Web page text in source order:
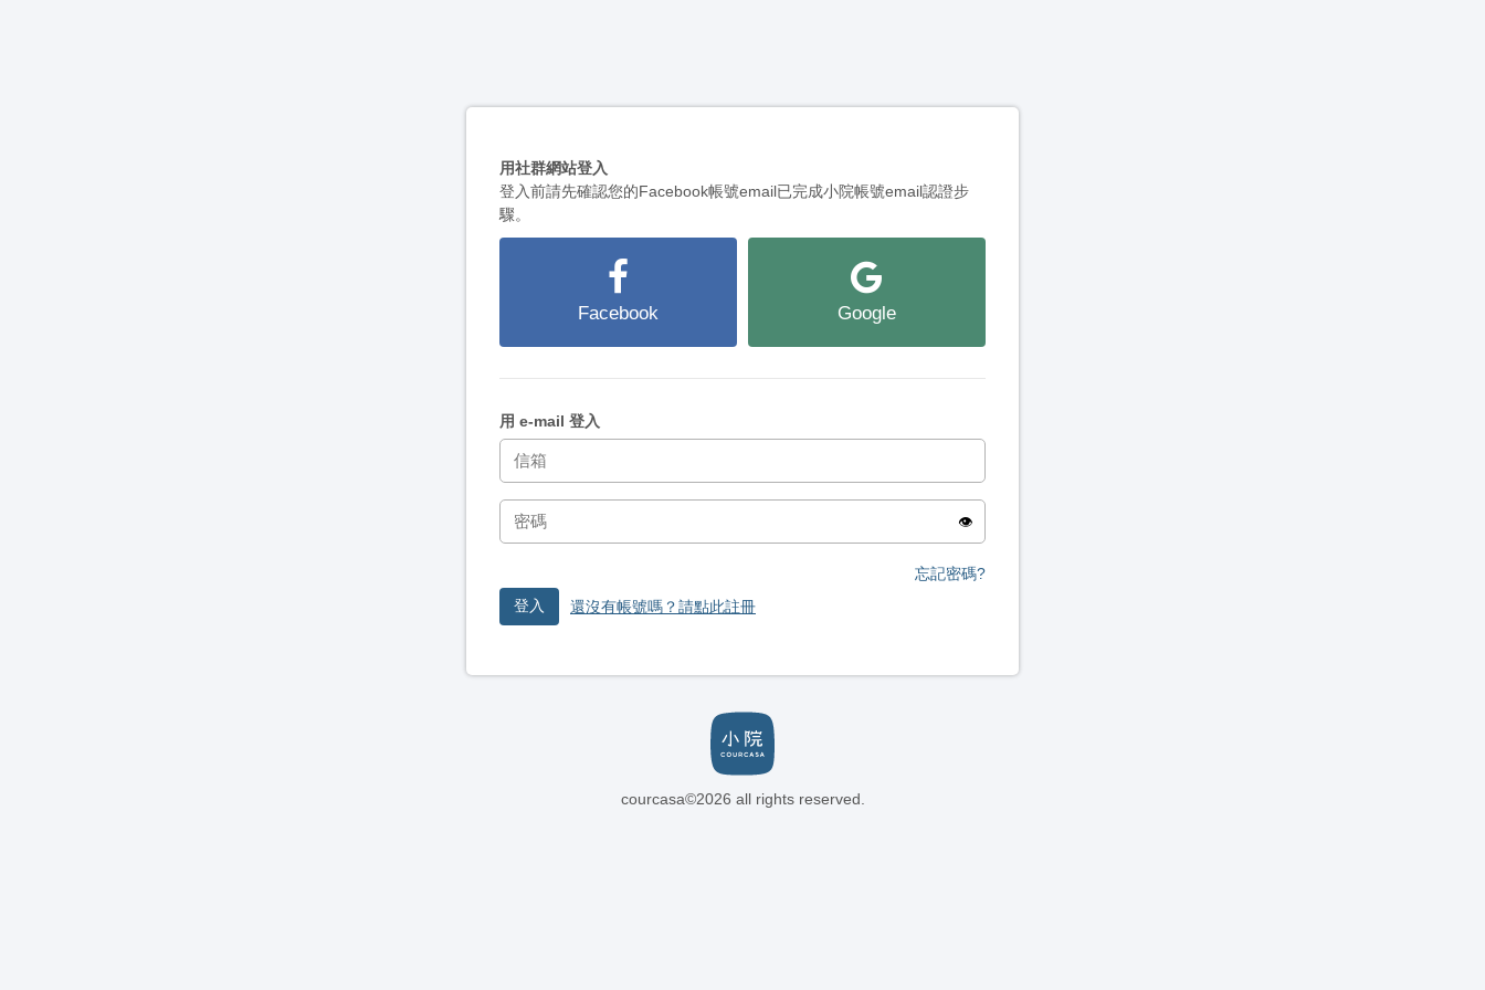
用社群網站登入
登入前請先確認您的Facebook帳號email已完成小院帳號email認證步
驟。
Facebook Google
用 e-mail 登入
👁️
忘記密碼?
登入
還沒有帳號嗎？請點此註冊
courcasa©2026 all rights reserved.